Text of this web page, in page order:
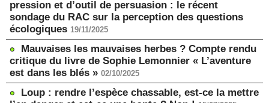
pression et d’outil de persuasion : le récent
sondage du RAC sur la perception des questions
écologiques 19/11/2025
Mauvaises les mauvaises herbes ? Compte rendu
critique du livre de Sophie Lemonnier « L’aventure
est dans les blés » 02/10/2025
Loup : rendre l’espèce chassable, est-ce la mettre